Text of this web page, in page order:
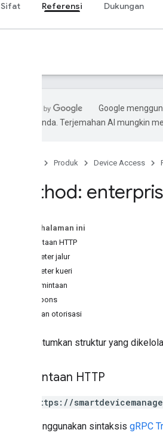
Sifat Referensi Dukungan
Google
pilihan Anda. Terjemahan AI mungkin
Produk Device Access
Method:
Pada halaman ini
Permintaan HTTP
Parameter jalur
Parameter kueri
Isi permintaan
Isi respons
Cakupan otorisasi
Mencantumkan struktur yang
Permintaan HTTP
GET https://
URL menggunakan sintaksis gRPC